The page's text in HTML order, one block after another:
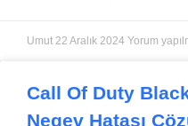
Umut 22 Aralık 2024 Yorum
Call Of Duty
Negev Hatası